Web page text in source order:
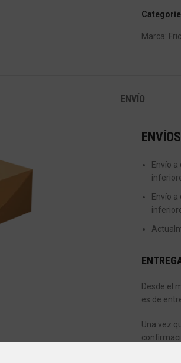
Marca:
ENVÍO
ENVÍOS
Envío
Envío
Desde el
es de
Una vez